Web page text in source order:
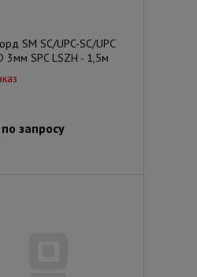
SM SC/UPC-SC/UPC
3мм SPC LSZH - 1,5м
запросу